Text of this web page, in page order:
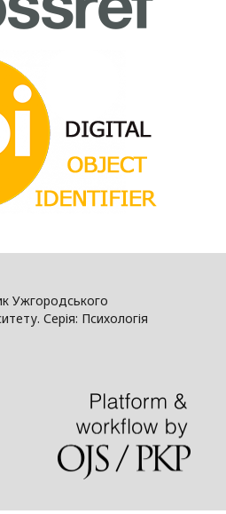
Ужгородського
Серія: Психологія